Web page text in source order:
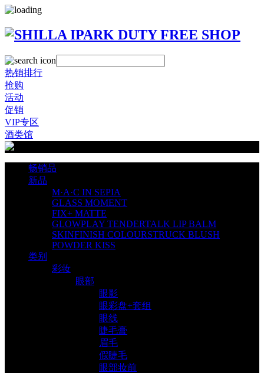
热销排行
抢购
活动
促销
VIP专区
酒类馆
畅销品
新品
M·A·C IN SEPIA
GLASS MOMENT
FIX+ MATTE
GLOWPLAY TENDERTALK LIP BALM
SKINFINISH COLOURSTRUCK BLUSH
POWDER KISS
类别
彩妆
眼部
眼影
眼彩盘+套组
眼线
睫毛膏
眉毛
假睫毛
眼部妆前